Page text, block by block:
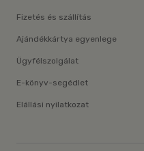
Fizetés és szállítás
Ajándékkártya egyenlege
Ügyfélszolgálat
E-könyv-segédlet
Elállási nyilatkozat